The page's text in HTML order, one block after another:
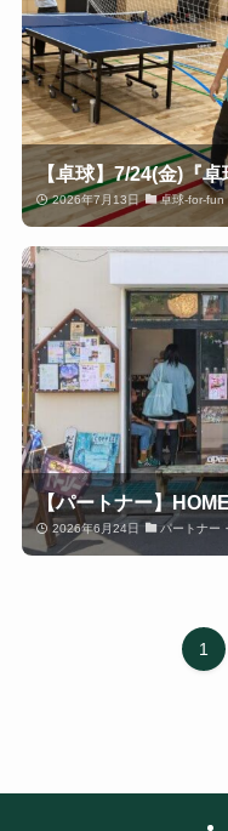
【卓球】7/24(金)『
2026年7月13日 卓球-for-fun
【パートナー】
2026年6月24日 パートナー
1